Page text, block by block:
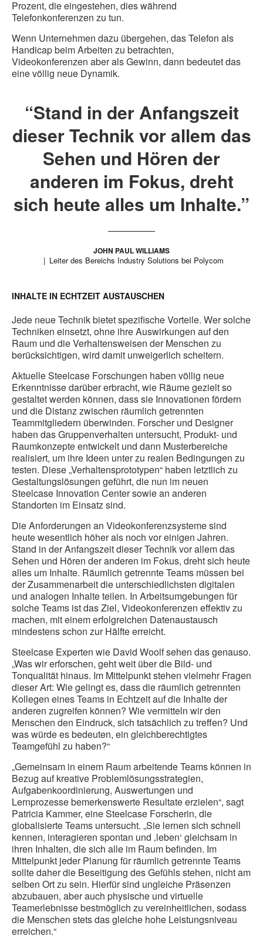
Prozent, die eingestehen, dies während
Telefonkonferenzen zu tun.
Wenn Unternehmen dazu übergehen, das Telefon als
Handicap beim Arbeiten zu betrachten,
Videokonferenzen aber als Gewinn, dann bedeutet das
eine völlig neue Dynamik.
“Stand in der Anfangszeit
dieser Technik vor allem das
Sehen und Hören der
anderen im Fokus, dreht
sich heute alles um Inhalte.”
JOHN PAUL WILLIAMS
Leiter des Bereichs Industry Solutions bei Polycom
INHALTE IN ECHTZEIT AUSTAUSCHEN
Jede neue Technik bietet spezifische Vorteile. Wer solche
Techniken einsetzt, ohne ihre Auswirkungen auf den
Raum und die Verhaltensweisen der Menschen zu
berücksichtigen, wird damit unweigerlich scheitern.
Aktuelle Steelcase Forschungen haben völlig neue
Erkenntnisse darüber erbracht, wie Räume gezielt so
gestaltet werden können, dass sie Innovationen fördern
und die Distanz zwischen räumlich getrennten
Teammitgliedern überwinden. Forscher und Designer
haben das Gruppenverhalten untersucht, Produkt- und
Raumkonzepte entwickelt und dann Musterbereiche
realisiert, um ihre Ideen unter zu realen Bedingungen zu
testen. Diese „Verhaltensprototypen“ haben letztlich zu
Gestaltungslösungen geführt, die nun im neuen
Steelcase Innovation Center sowie an anderen
Standorten im Einsatz sind.
Die Anforderungen an Videokonferenzsysteme sind
heute wesentlich höher als noch vor einigen Jahren.
Stand in der Anfangszeit dieser Technik vor allem das
Sehen und Hören der anderen im Fokus, dreht sich heute
alles um Inhalte. Räumlich getrennte Teams müssen bei
der Zusammenarbeit die unterschiedlichsten digitalen
und analogen Inhalte teilen. In Arbeitsumgebungen für
solche Teams ist das Ziel, Videokonferenzen effektiv zu
machen, mit einem erfolgreichen Datenaustausch
mindestens schon zur Hälfte erreicht.
Steelcase Experten wie David Woolf sehen das genauso.
„Was wir erforschen, geht weit über die Bild- und
Tonqualität hinaus. Im Mittelpunkt stehen vielmehr Fragen
dieser Art: Wie gelingt es, dass die räumlich getrennten
Kollegen eines Teams in Echtzeit auf die Inhalte der
anderen zugreifen können? Wie vermitteln wir den
Menschen den Eindruck, sich tatsächlich zu treffen? Und
was würde es bedeuten, ein gleichberechtigtes
Teamgefühl zu haben?“
„Gemeinsam in einem Raum arbeitende Teams können in
Bezug auf kreative Problemlösungsstrategien,
Aufgabenkoordinierung, Auswertungen und
Lernprozesse bemerkenswerte Resultate erzielen“, sagt
Patricia Kammer, eine Steelcase Forscherin, die
globalisierte Teams untersucht. „Sie lernen sich schnell
kennen, interagieren spontan und ‚leben‘ gleichsam in
ihren Inhalten, die sich alle im Raum befinden. Im
Mittelpunkt jeder Planung für räumlich getrennte Teams
sollte daher die Beseitigung des Gefühls stehen, nicht am
selben Ort zu sein. Hierfür sind ungleiche Präsenzen
abzubauen, aber auch physische und virtuelle
Teamerlebnisse bestmöglich zu vereinheitlichen, sodass
die Menschen stets das gleiche hohe Leistungsniveau
erreichen.“